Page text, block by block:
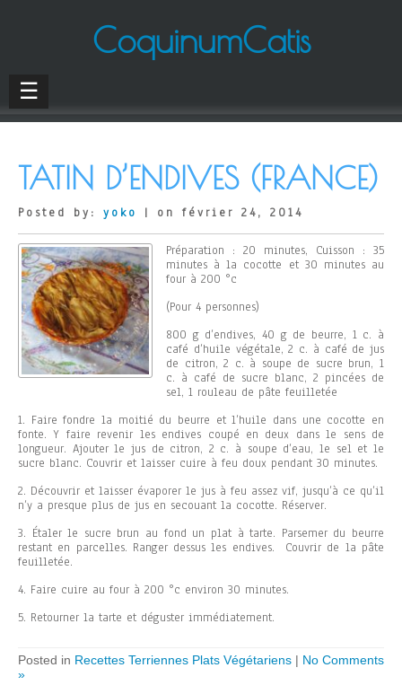
CoquinumCatis
☰
TATIN D’ENDIVES (FRANCE)
Posted by: yoko | on février 24, 2014
Préparation : 20 minutes, Cuisson : 35
minutes à la cocotte et 30 minutes au
four à 200 °c
(Pour 4 personnes)
800 g d’endives, 40 g de beurre, 1 c. à
café d’huile végétale, 2 c. à café de jus
de citron, 2 c. à soupe de sucre brun, 1
c. à café de sucre blanc, 2 pincées de
sel, 1 rouleau de pâte feuilletée
1. Faire fondre la moitié du beurre et l’huile dans une cocotte en
fonte. Y faire revenir les endives coupé en deux dans le sens de
longueur. Ajouter le jus de citron, 2 c. à soupe d’eau, le sel et le
sucre blanc. Couvrir et laisser cuire à feu doux pendant 30 minutes.
2. Découvrir et laisser évaporer le jus à feu assez vif, jusqu’à ce qu’il
n’y a presque plus de jus en secouant la cocotte. Réserver.
3. Étaler le sucre brun au fond un plat à tarte. Parsemer du beurre
restant en parcelles. Ranger dessus les endives. Couvrir de la pâte
feuilletée.
4. Faire cuire au four à 200 °c environ 30 minutes.
5. Retourner la tarte et déguster immédiatement.
Posted in Recettes Terriennes Plats Végétariens | No Comments
»